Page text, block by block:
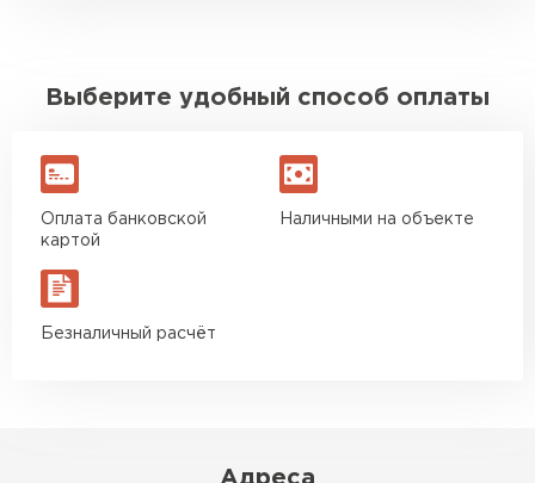
Выберите удобный способ оплаты
Оплата банковской
картой
Наличными на объекте
Безналичный расчёт
Адреса